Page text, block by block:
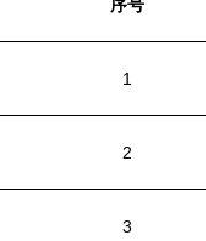
序号
1
2
3